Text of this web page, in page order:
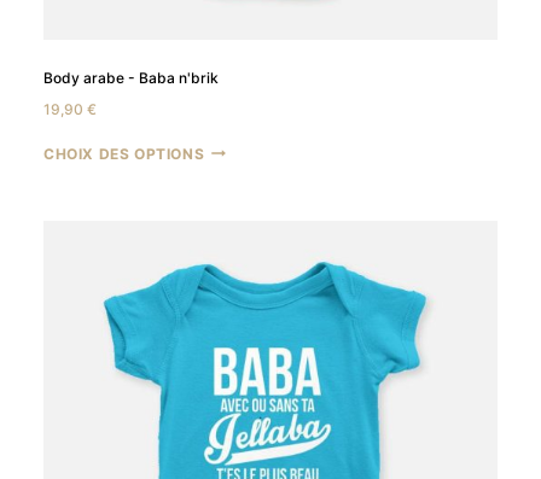
Body arabe - Baba n'brik
19,90 €
CHOIX DES OPTIONS